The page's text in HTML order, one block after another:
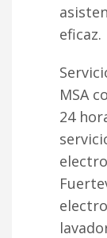
eficaz.
MSA
24